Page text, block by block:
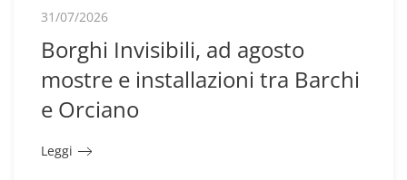
31/07/2026
Borghi Invisibili, ad agosto
mostre e installazioni tra Barchi
e Orciano
Leggi